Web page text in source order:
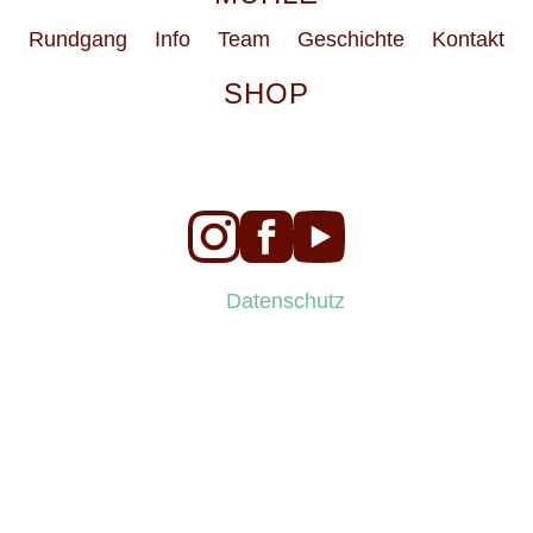
Rundgang Info Team Geschichte Kontakt
SHOP
Datenschutz